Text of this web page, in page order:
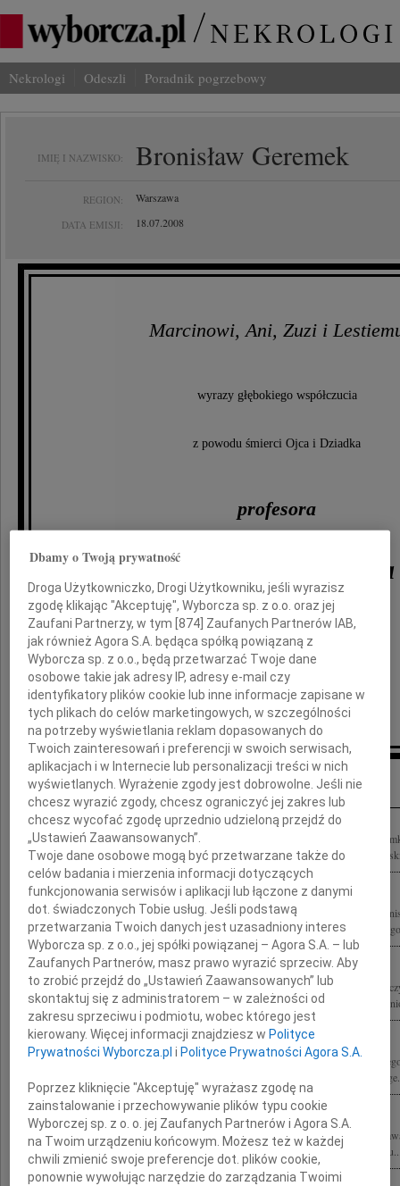
Nekrologi Odeszli Poradnik pogrzebowy
IMIĘ I NAZWISKO: Bronisław Geremek
REGION: Warszawa
DATA EMISJI: 18.07.2008
Marcinowi, Ani, Zuzi i
wyrazy głębokiego współczucia
z powodu śmierci Ojca i Dziadka
profesora
Bronisława Geremka
składają
Ania, Krzysztof, Antek i Piotrek
Inne kondolencje
Z najgłębszyn żalem przyjęliśmy wiadomość o śmierci profesora Bronisława
polityka, dyplomaty Naszemu Koledze Marcinowi Geremkowi oraz Rodzinie i
Wyrazy głębokiego żalu i współczucia Rodzinie tragicznie zmarłego profesora
kierownictwo, funkcjonariusze i pracownicy Agencji Bezpieczeństwa Wewnętrznego
Z głębokim smutkiem i żalem pożegnaliśmy wielkiego Człowieka, Polaka-
Będzie nam bardzo brakowało Jego mądrości, wiedzy i wielkiego serca. Polska
Z żalem przyjęliśmy wiadomość o śmierci profesora Bronisława Geremka
i Bliskim oraz Współpracownikom z Kolegium Europejskiego w Natolinie i
Wyrazy głębokiego żalu i współczucia Rodzinie nagle zmarłego profesora
Wsze Czasy" Międzynarodowego Centrum Słuchu i Mowy składa zespół
Dbamy o Twoją prywatność
Droga Użytkowniczko, Drogi Użytkowniku, jeśli wyrazisz
zgodę klikając "Akceptuję", Wyborcza sp. z o.o. oraz jej
Zaufani Partnerzy, w tym [874] Zaufanych Partnerów IAB,
jak również Agora S.A. będąca spółką powiązaną z
Wyborcza sp. z o.o., będą przetwarzać Twoje dane
osobowe takie jak adresy IP, adresy e-mail czy
identyfikatory plików cookie lub inne informacje zapisane w
tych plikach do celów marketingowych, w szczególności
na potrzeby wyświetlania reklam dopasowanych do
Twoich zainteresowań i preferencji w swoich serwisach,
aplikacjach i w Internecie lub personalizacji treści w nich
wyświetlanych. Wyrażenie zgody jest dobrowolne. Jeśli nie
chcesz wyrazić zgody, chcesz ograniczyć jej zakres lub
chcesz wycofać zgodę uprzednio udzieloną przejdź do
„Ustawień Zaawansowanych”.
Twoje dane osobowe mogą być przetwarzane także do
celów badania i mierzenia informacji dotyczących
funkcjonowania serwisów i aplikacji lub łączone z danymi
dot. świadczonych Tobie usług. Jeśli podstawą
przetwarzania Twoich danych jest uzasadniony interes
Wyborcza sp. z o.o., jej spółki powiązanej – Agora S.A. – lub
Zaufanych Partnerów, masz prawo wyrazić sprzeciw. Aby
to zrobić przejdź do „Ustawień Zaawansowanych” lub
skontaktuj się z administratorem – w zależności od
zakresu sprzeciwu i podmiotu, wobec którego jest
kierowany. Więcej informacji znajdziesz wPolityce
Prywatności Wyborcza.pl iPolityce Prywatności Agora S.A.
Poprzez kliknięcie "Akceptuję" wyrażasz zgodę na
zainstalowanie i przechowywanie plików typu cookie
Wyborczej sp. z o. o. jej Zaufanych Partnerów i Agora S.A.
na Twoim urządzeniu końcowym. Możesz też w każdej
chwili zmienić swoje preferencje dot. plików cookie,
ponownie wywołując narzędzie do zarządzania Twoimi